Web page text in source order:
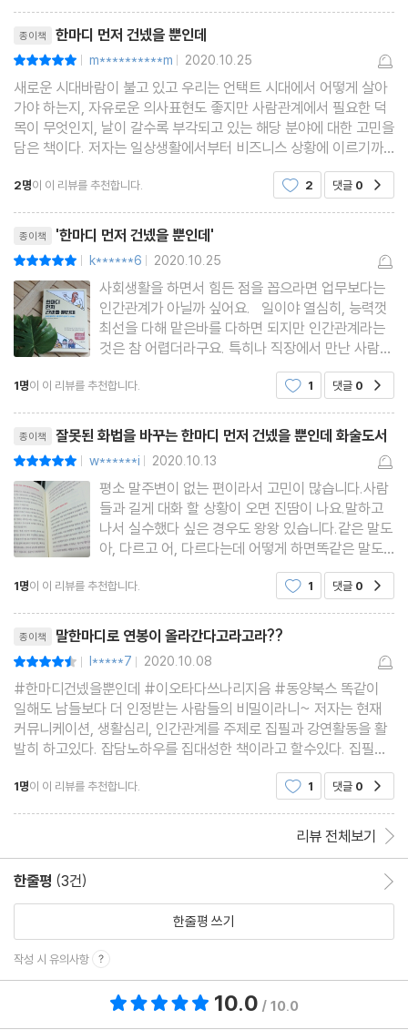
X “유달리 고집하는 게 있나요?”
법칙 4. 갑자기 이유를 물어보면 곤란하다
O “어떤 상황이었어요?”
X “왜 그랬어요?”
법칙 5. 타인이 아닌 서로에 대해 질문한다
X “혹시 그분 아세요?”
X “전 잘 모르는데 축구 좋아하세요?”
법칙 7. 말끝에 ‘○○ 씨는요?’를 붙인다
O “저도 좋아해요! ○○ 씨는요?”
X “저도 좋아해요! 그래서 작년에….”
법칙 8. 의견이 아니라 취향을 묻는다
O “저는 간장 베이스를 좋아해요.”
X “에이, 그곳은 별로예요.”
법칙 9. 적당히 사적인 질문을 던진다
O “이름이 멋져요. 누가 지으셨나요?”
X “헉! 제 친구랑 이름이 같아요.”
3장. “어떻게 말해야 인간관계가 편안해질까?”
- 섣불리 수습하다 실수하는 9가지 상황별 대처법
상황 1. 상대의 말에 반론하고 싶을 때
O “○○ 씨는 어떻게 생각해요?”
X “글쎄요. 전 생각이 다른데….”
상황 2. 조언을 해줄지 말지 고민될 때
X “아, 그럴 땐 말이에요.”
X 말하고 있던 걸 계속 말한다.
상황 4. 상대가 했던 말이 기억 안 날 때
X “디자이너라고 하셨죠? 아, 아니구나!”
상황 5. 선 넘는 질문을 받았을 때
O “보통의 경우는 어떻죠?”
술은 꼭 필요한 능력이
종이책 한마디 먼저 건넸을 뿐인데
| m**********m | 2020.10.25
새로운 시대바람이 불고 있고 우리는 언택트 시대에서 어떻게 살아
가야 하는지, 자유로운 의사표현도 좋지만 사람관계에서 필요한 덕
목이 무엇인지, 날이 갈수록 부각되고 있는 해당 분야에 대한 고민을
담은 책이다. 저자는 일상생활에서부터 비즈니스 상황에 이르기까
지, 개인들이 할 수 있는 대화법이나 화술 등 말 자체가 어떻게 표현
되며 이를 긍정적인 방향이나 성공적인 결과를 위
2명이 이 리뷰를 추천합니다. 2 댓글 0
종이책 '한마디 먼저 건넸을 뿐인데'
| k******6 | 2020.10.25
사회생활을 하면서 힘든 점을 꼽으라면 업무보다는
인간관계가 아닐까 싶어요. 일이야 열심히, 능력껏
최선을 다해 맡은바를 다하면 되지만 인간관계라는
것은 참 어렵더라구요. 특히나 직장에서 만난 사람들
은 더더욱. 길었던 육아휴직을 끝내고 다시 직장으
로 나가야하는 순간, 일에 대한 걱정보다는 사람들과
오니 이것만큼
1명이 이 리뷰를 추천합니다. 1 댓글 0
종이책 잘못된 화법을 바꾸는 한마디 먼저 건넸을 뿐인데 화술도서
| w******i | 2020.10.13
평소 말주변이 없는 편이라서 고민이 많습니다.사람
들과 길게 대화 할 상황이 오면 진땀이 나요.말하고
나서 실수했다 싶은 경우도 왕왕 있습니다.같은 말도
아, 다르고 어, 다르다는데 어떻게 하면똑같은 말도
더 의미있게 전달 할 수 있을까요?'한마디 먼저 건넸
을 뿐인데'에 소개되어 있는 '사람의마음을 얻는 36
0만 부 베스트셀러라
1명이 이 리뷰를 추천합니다. 1 댓글 0
종이책 말한마디로 연봉이 올라간다고라고라??
| l*****7 | 2020.10.08
#한마디건넸을뿐인데 #이오타다쓰나리지음 #동양북스 똑같이
일해도 남들보다 더 인정받는 사람들의 비밀이라니~ 저자는 현재
커뮤니케이션, 생활심리, 인간관계를 주제로 집필과 강연활동을 활
발히 하고있다. 잡담노하우를 집대성한 책이라고 할수있다. 집필한
책은 누적판매수가 무려 70만부를 달성하였다. 친근하고 가까워지
는 소통하는 대화법으로 '한마디의 기술'을 배워보자. 어떤
1명이 이 리뷰를 추천합니다. 1 댓글 0
리뷰 전체보기
한줄평 (3건)
한줄평 쓰기
작성 시 유의사항
10.0 / 10.0